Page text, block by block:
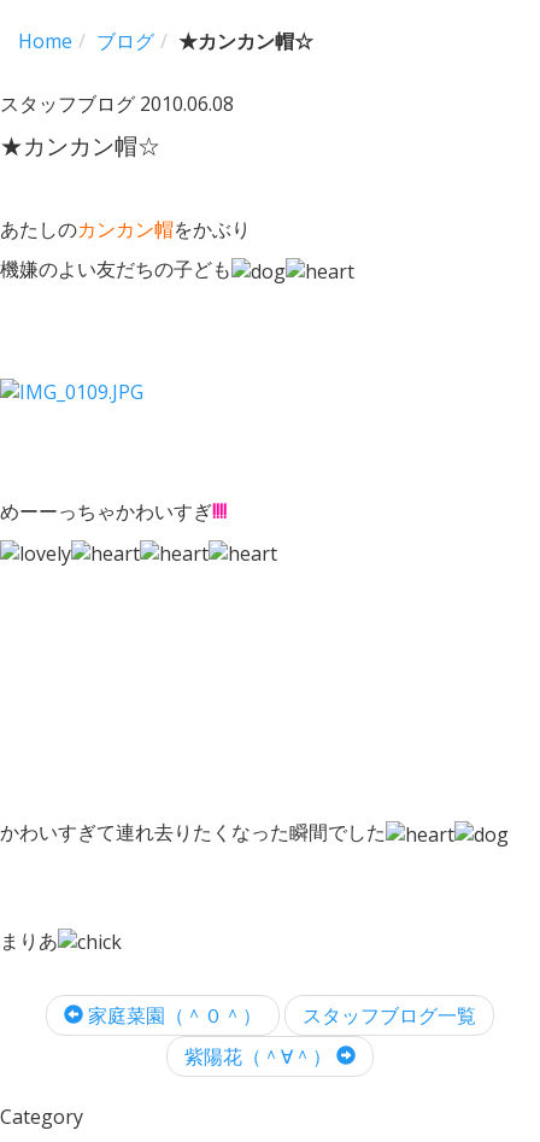
Home ブログ ★カンカン帽☆
スタッフブログ 2010.06.08
★カンカン帽☆
あたしのカンカン帽をかぶり
機嫌のよい友だちの子ども
めーーっちゃかわいすぎ!!!!
かわいすぎて連れ去りたくなった瞬間でした
まりあ
家庭菜園（＾０＾）
スタッフブログ一覧
紫陽花（＾∀＾）
Category